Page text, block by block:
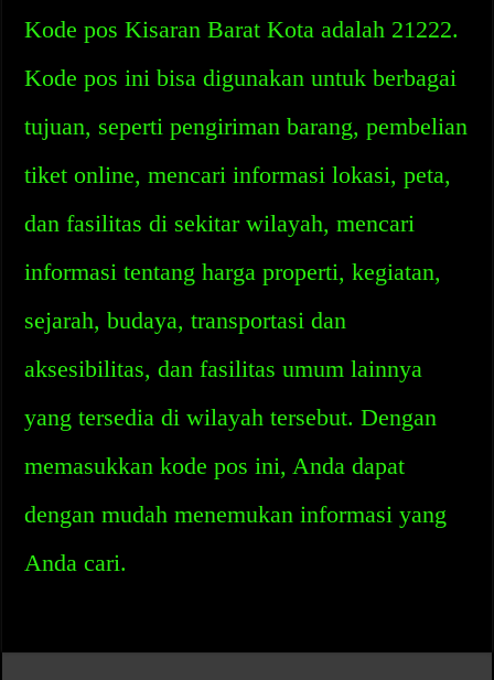
Kode pos Kisaran Barat Kota adalah 21222.
Kode pos ini bisa digunakan untuk berbagai
tujuan, seperti pengiriman barang, pembelian
tiket online, mencari informasi lokasi, peta,
dan fasilitas di sekitar wilayah, mencari
informasi tentang harga properti, kegiatan,
sejarah, budaya, transportasi dan
aksesibilitas, dan fasilitas umum lainnya
yang tersedia di wilayah tersebut. Dengan
memasukkan kode pos ini, Anda dapat
dengan mudah menemukan informasi yang
Anda cari.